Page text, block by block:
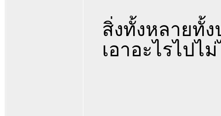
สิ่งทั้งหลายทั้
เอาอะไรไปไ